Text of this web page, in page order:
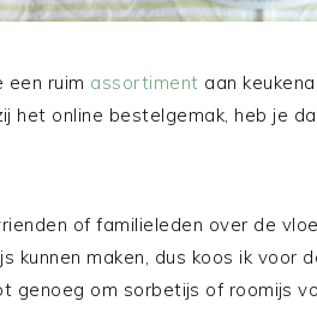
een ruim assortiment aan
het online bestelgemak, heb je
of familieleden over de
kunnen maken, dus koos ik voor
genoeg om sorbetijs of roomijs